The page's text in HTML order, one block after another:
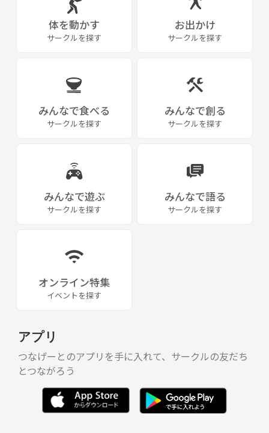
体を動かす
サークルを探す
お出かけ
サークルを探す
みんなで食べる
サークルを探す
みんなで創る
サークルを探す
みんなで遊ぶ
サークルを探す
みんなで語る
サークルを探す
オンライン特集
イベントを探す
アプリ
つなげーとのアプリを手に入れて、サークルの友だち
とつながろう